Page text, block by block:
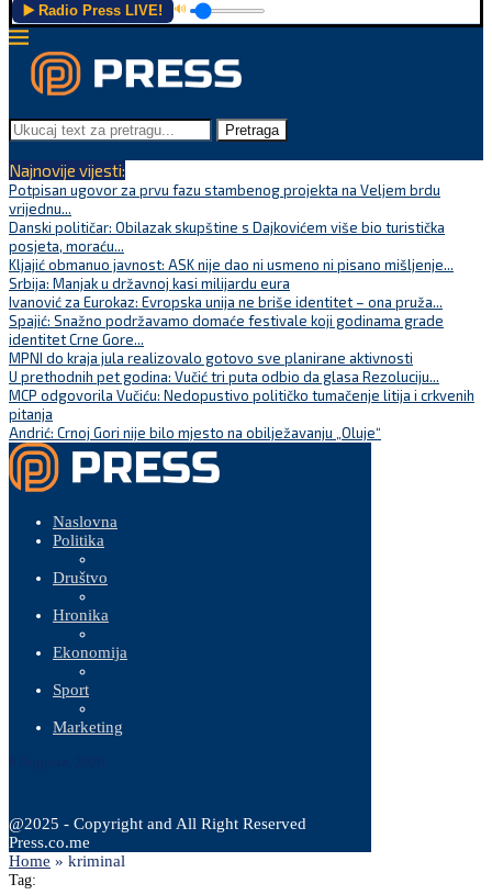
▶️ Radio Press LIVE! 🔊
Pretraga
Najnovije vijesti:
Potpisan ugovor za prvu fazu stambenog projekta na Veljem brdu
vrijednu...
Danski političar: Obilazak skupštine s Dajkovićem više bio turistička
posjeta, moraću...
Kljajić obmanuo javnost: ASK nije dao ni usmeno ni pisano mišljenje...
Srbija: Manjak u državnoj kasi milijardu eura
Ivanović za Eurokaz: Evropska unija ne briše identitet – ona pruža...
Spajić: Snažno podržavamo domaće festivale koji godinama grade
identitet Crne Gore...
MPNI do kraja jula realizovalo gotovo sve planirane aktivnosti
U prethodnih pet godina: Vučić tri puta odbio da glasa Rezoluciju...
MCP odgovorila Vučiću: Nedopustivo političko tumačenje litija i crkvenih
pitanja
Andrić: Crnoj Gori nije bilo mjesto na obilježavanju „Oluje“
Naslovna
Politika
Društvo
Hronika
Ekonomija
Sport
Marketing
@2025 - Copyright and All Right Reserved
Press.co.me
Home » kriminal
Tag: